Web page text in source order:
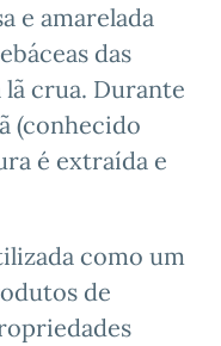
e amarelada
das
lã crua. Durante
(conhecido
é extraída e
como um
de